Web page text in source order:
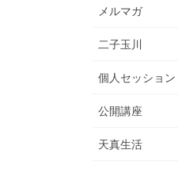
メルマガ
二子玉川
個人セッション
公開講座
天真生活